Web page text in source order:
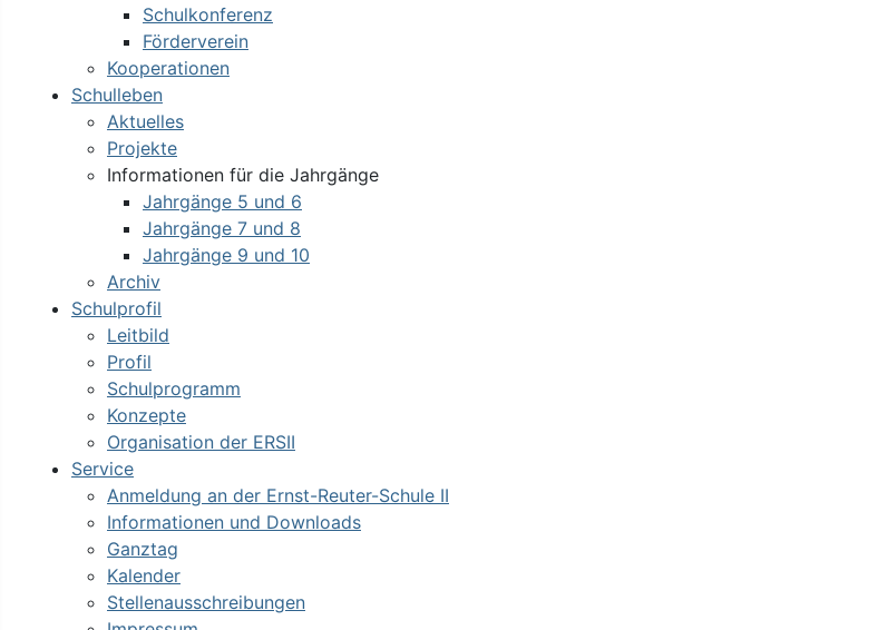
Schulkonferenz
Förderverein
Kooperationen
Schulleben
Aktuelles
Projekte
Informationen für die Jahrgänge
Jahrgänge 5 und 6
Jahrgänge 7 und 8
Jahrgänge 9 und 10
Archiv
Schulprofil
Leitbild
Profil
Schulprogramm
Konzepte
Organisation der ERSII
Service
Anmeldung an der Ernst-Reuter-Schule II
Informationen und Downloads
Ganztag
Kalender
Stellenausschreibungen